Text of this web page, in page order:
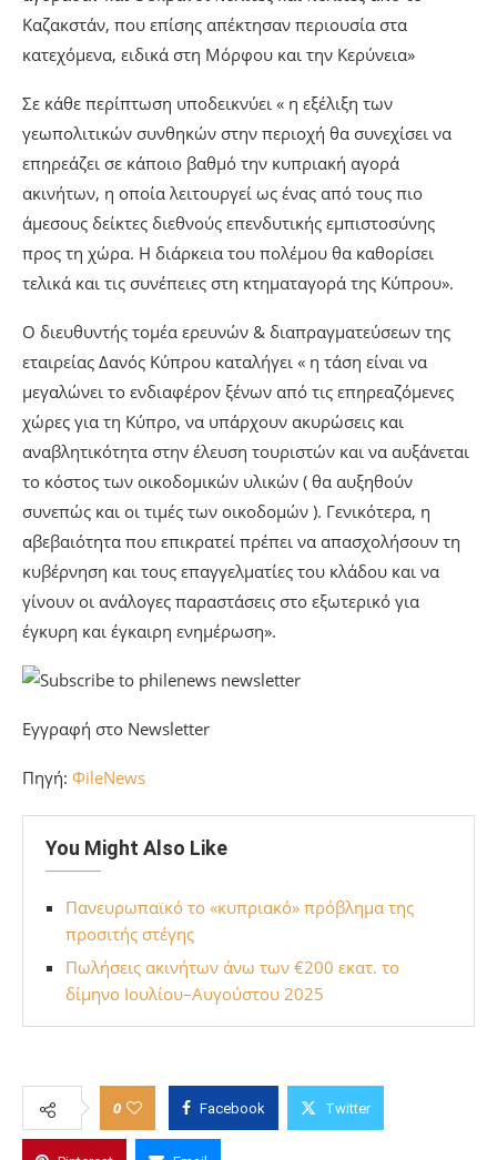
Καζακστάν, που επίσης απέκτησαν περιουσία στα
κατεχόμενα, ειδικά στη Μόρφου και την Κερύνεια»
Σε κάθε περίπτωση υποδεικνύει « η εξέλιξη των
γεωπολιτικών συνθηκών στην περιοχή θα συνεχίσει να
επηρεάζει σε κάποιο βαθμό την κυπριακή αγορά
ακινήτων, η οποία λειτουργεί ως ένας από τους πιο
άμεσους δείκτες διεθνούς επενδυτικής εμπιστοσύνης
προς τη χώρα. Η διάρκεια του πολέμου θα καθορίσει
τελικά και τις συνέπειες στη κτηματαγορά της Κύπρου».
Ο διευθυντής τομέα ερευνών & διαπραγματεύσεων της
εταιρείας Δανός Κύπρου καταλήγει « η τάση είναι να
μεγαλώνει το ενδιαφέρον ξένων από τις επηρεαζόμενες
χώρες για τη Κύπρο, να υπάρχουν ακυρώσεις και
αναβλητικότητα στην έλευση τουριστών και να αυξάνεται
το κόστος των οικοδομικών υλικών ( θα αυξηθούν
συνεπώς και οι τιμές των οικοδομών ). Γενικότερα, η
αβεβαιότητα που επικρατεί πρέπει να απασχολήσουν τη
κυβέρνηση και τους επαγγελματίες του κλάδου και να
γίνουν οι ανάλογες παραστάσεις στο εξωτερικό για
έγκυρη και έγκαιρη ενημέρωση».
Εγγραφή στο Newsletter
Πηγή: ΦileNews
You Might Also Like
Πανευρωπαϊκό το «κυπριακό» πρόβλημα της
προσιτής στέγης
Πωλήσεις ακινήτων άνω των €200 εκατ. το
δίμηνο Ιουλίου–Αυγούστου 2025
0 Facebook Twitter